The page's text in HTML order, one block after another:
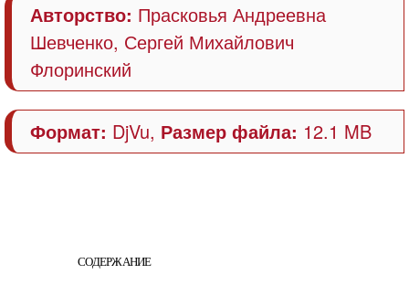
Авторство: Прасковья Андреевна
Шевченко, Сергей Михайлович
Флоринский
Формат: DjVu, Размер файла: 12.1 MB
СОДЕРЖАНИЕ